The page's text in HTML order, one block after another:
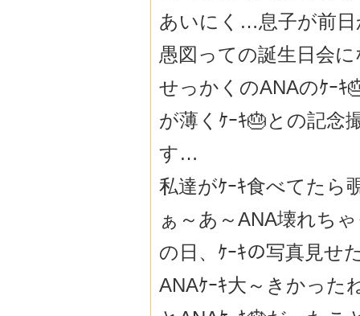
あいにく…息子が前
愚図っての誕生日会
せっかくのANAのｹｰｷ
が薄くｹｰｷ🎂との記念
す…
私達がｹｰｷ食べてたら
ぁ～あ～ANA壊れち
の日、ｹｰｷの写真見せ
ANAｹｰｷ大～きかった